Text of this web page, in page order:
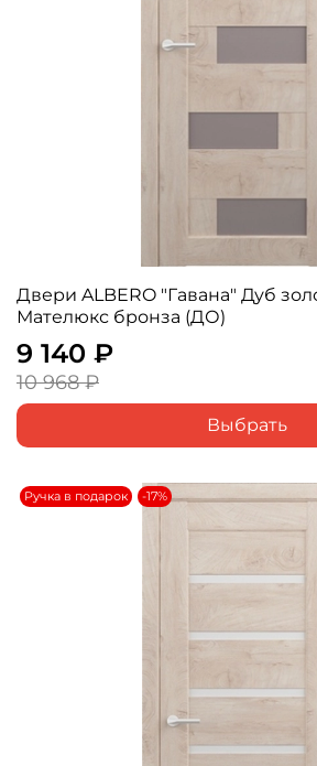
Двери ALBERO "Гавана" Дуб
Мателюкс бронза (ДО)
9 140 ₽
10 968 ₽
Выбрать
Ручка в подарок -17%